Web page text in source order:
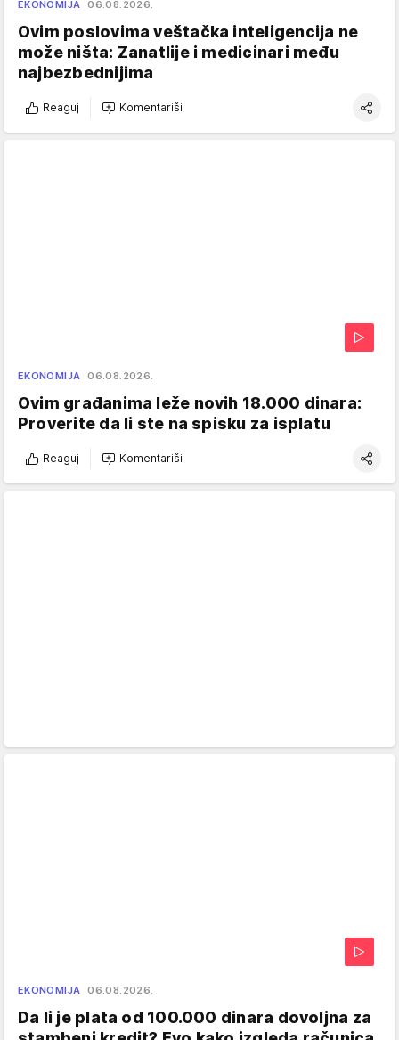
EKONOMIJA 06.08.2026.
Ovim poslovima veštačka inteligencija ne
može ništa: Zanatlije i medicinari među
najbezbednijima
Reaguj Komentariši
EKONOMIJA 06.08.2026.
Ovim građanima leže novih 18.000 dinara:
Proverite da li ste na spisku za isplatu
Reaguj Komentariši
EKONOMIJA 06.08.2026.
Da li je plata od 100.000 dinara dovoljna za